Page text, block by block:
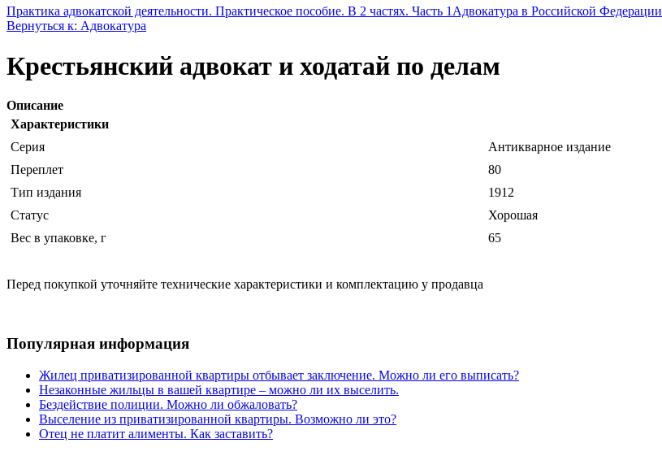
Практика адвокатской деятельности. Практическое пособие. В 2 частях. Часть 1 Адвокатура в Российской Федерации
Вернуться к: Адвокатура
Крестьянский адвокат и ходатай по делам
Описание
Характеристики
Серия
Антикварное издание
Переплет
80
Тип издания
1912
Статус
Хорошая
Вес в упаковке, г
65
Перед покупкой уточняйте технические характеристики и комплектацию у продавца
Популярная информация
Жилец приватизированной квартиры отбывает заключение. Можно ли его выписать?
Незаконные жильцы в вашей квартире – можно ли их выселить.
Бездействие полиции. Можно ли обжаловать?
Выселение из приватизированной квартиры. Возможно ли это?
Отец не платит алименты. Как заставить?